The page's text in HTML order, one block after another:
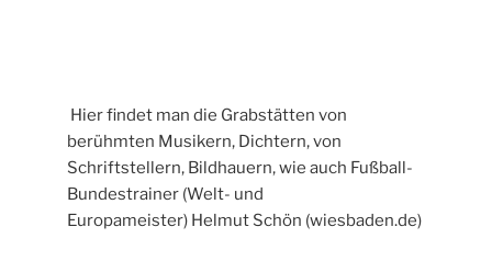
Hier findet man die Grabstätten von
berühmten Musikern, Dichtern, von
Schriftstellern, Bildhauern, wie auch Fußball-
Bundestrainer (Welt- und
Europameister) Helmut Schön (wiesbaden.de)